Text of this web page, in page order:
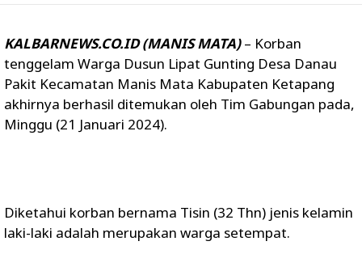
KALBARNEWS.CO.ID (MANIS MATA)– Korban
tenggelam Warga Dusun Lipat Gunting Desa Danau
Pakit Kecamatan Manis Mata Kabupaten Ketapang
akhirnya berhasil ditemukan oleh Tim Gabungan pada,
Minggu (21 Januari 2024).
Diketahui korban bernama Tisin (32 Thn) jenis kelamin
laki-laki adalah merupakan warga setempat.